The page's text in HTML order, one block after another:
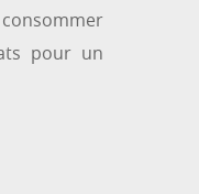
pour un